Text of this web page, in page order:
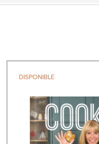
DISPONIBLE